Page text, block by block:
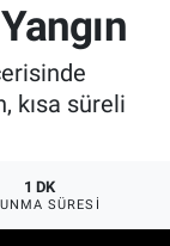
kısa süreli
1 DK
SÜRESI